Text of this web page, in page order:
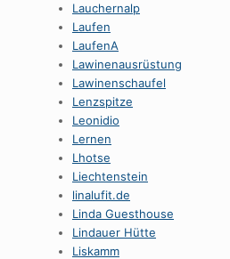
Lauchernalp
Laufen
LaufenA
Lawinenausrüstung
Lawinenschaufel
Lenzspitze
Leonidio
Lernen
Lhotse
Liechtenstein
linalufit.de
Linda Guesthouse
Lindauer Hütte
Liskamm